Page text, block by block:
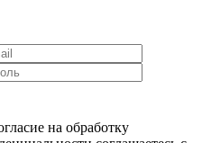
на обработку